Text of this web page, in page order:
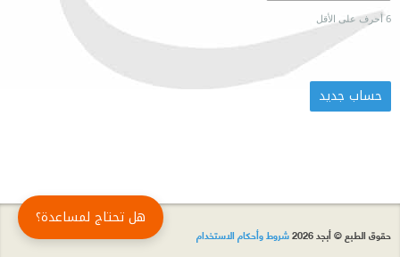
6 أحرف على الأقل
حقوق الطبع © أبجد 2026 شروط وأحكام الاستخدام
هل تحتاج لمساعدة؟